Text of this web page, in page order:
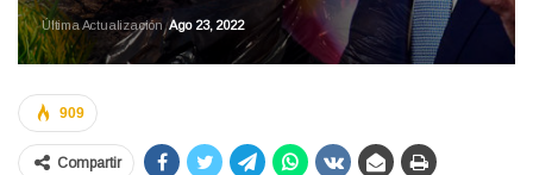
Última ActualizaciónAgo 23, 2022
909
Compartir